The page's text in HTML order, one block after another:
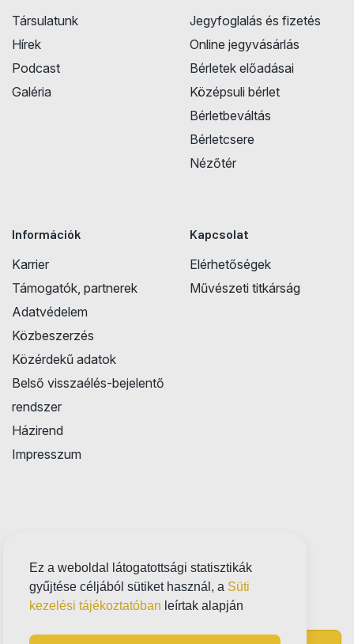
Ez a weboldal látogatottsági statisztikák
gyűjtése céljából sütiket használ, a Süti
kezelési tájékoztatóban leírtak alapján
Társulatunk
Hírek
Podcast
Galéria
Jegyfoglalás és fizetés
Online jegyvásárlás
Bérletek előadásai
Középsuli bérlet
Bérletbeváltás
Bérletcsere
Nézőtér
Információk
Karrier
Támogatók, partnerek
Adatvédelem
Közbeszerzés
Közérdekű adatok
Belső visszaélés-bejelentő
rendszer
Házirend
Impresszum
Kapcsolat
Elérhetőségek
Művészeti titkárság
Próbatábla